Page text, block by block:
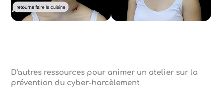
D'autres ressources pour animer un atelier sur la
prévention du cyber-harcèlement